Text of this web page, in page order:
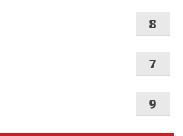
8
7
9